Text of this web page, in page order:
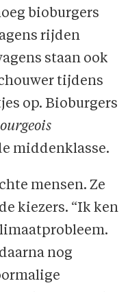
bioburgers
rijden
staan ook
tijdens
op. Bioburgers
middenklasse.
mensen. Ze
kiezers. “Ik ken
nog